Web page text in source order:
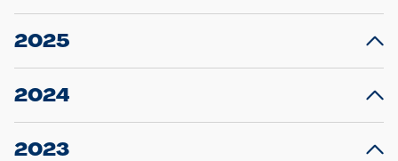
2025
23.12.2025
Projekt S5: Start der Bauarbeiten am
2024
10.12.2024
Großprojekt S5: Sperrung der Bahnstraße in
2023